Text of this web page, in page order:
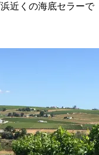
近くの海底セラーで